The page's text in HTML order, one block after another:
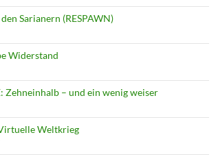
Sarianern (RESPAWN)
Widerstand
Zehneinhalb – und ein wenig weiser
Weltkrieg